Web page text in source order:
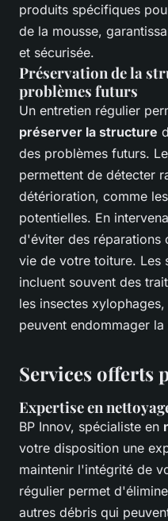
produits spécifiques
de la mousse,
et sécurisée.
Préservation de la
problèmes futurs
Un entretien régulier
préserver la structure
des problèmes futurs.
permettent de détecter
détérioration, comme
potentielles. En
d'éviter des réparations
vie de votre toiture. Les
incluent souvent des
les insectes
peuvent endommager
Services offerts
Expertise en
BP Innov, spécialiste en
votre disposition une
maintenir l'intégrité de
régulier permet
autres débris qui